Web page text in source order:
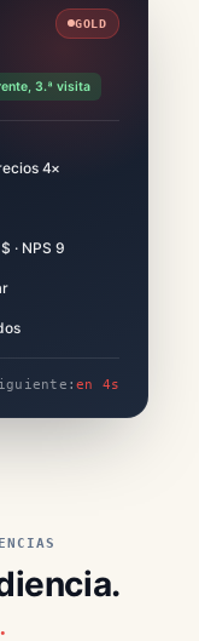
GOLD
3.ª visita
4×
· NPS 9
en 4s